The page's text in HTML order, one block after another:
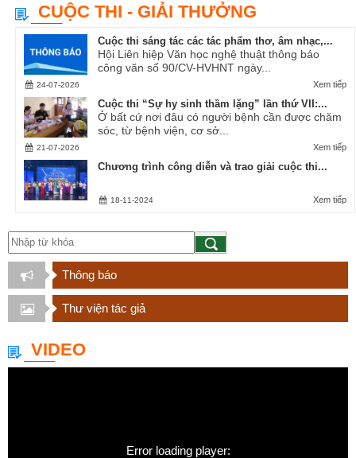
CUỘC THI - GIẢI THƯỞNG
Cuộc thi sáng tác các tác phẩm thơ, âm nhạc,...
Hội Liên hiệp Văn học nghệ thuật thông báo
công văn số 90/CV-HVHNT ngày...
Xem tiếp
24-07-2026
Cuộc thi “Sự hy sinh thầm lặng” lần thứ VII:...
Ở bất cứ nơi đâu có người bệnh cần được chăm
sóc, từ bệnh viện, cơ sở...
Xem tiếp
21-07-2026
Chương trình công diễn và trao giải cuộc thi...
Xem tiếp
18-11-2024
Thông báo
Thư viện tác giả
VIDEO
Error loading player: